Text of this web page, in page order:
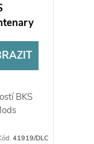
BKS
41919/DLC